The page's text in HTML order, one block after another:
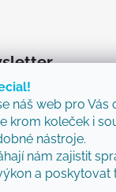
náš web pro Vás
krom koleček i
nástroje.
nám zajistit
a poskytovat
my vám
na našem e-
my Vám budeme